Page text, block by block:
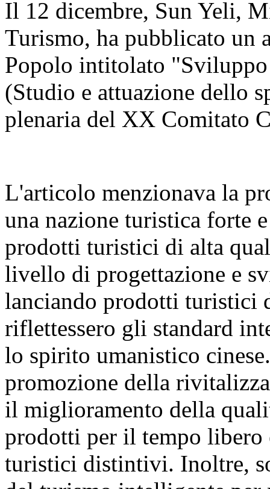
Il 12 dicembre, Sun Yeli,
Turismo, ha pubblicato un
Popolo intitolato
(Studio e attuazione dello
plenaria del XX Comitato
L'articolo menzionava la
una nazione turistica forte
prodotti turistici di alta
livello di progettazione e
lanciando prodotti turistici
riflettessero gli standard
lo spirito umanistico
promozione della
il miglioramento della
prodotti per il tempo libero
turistici distintivi. Inoltre,